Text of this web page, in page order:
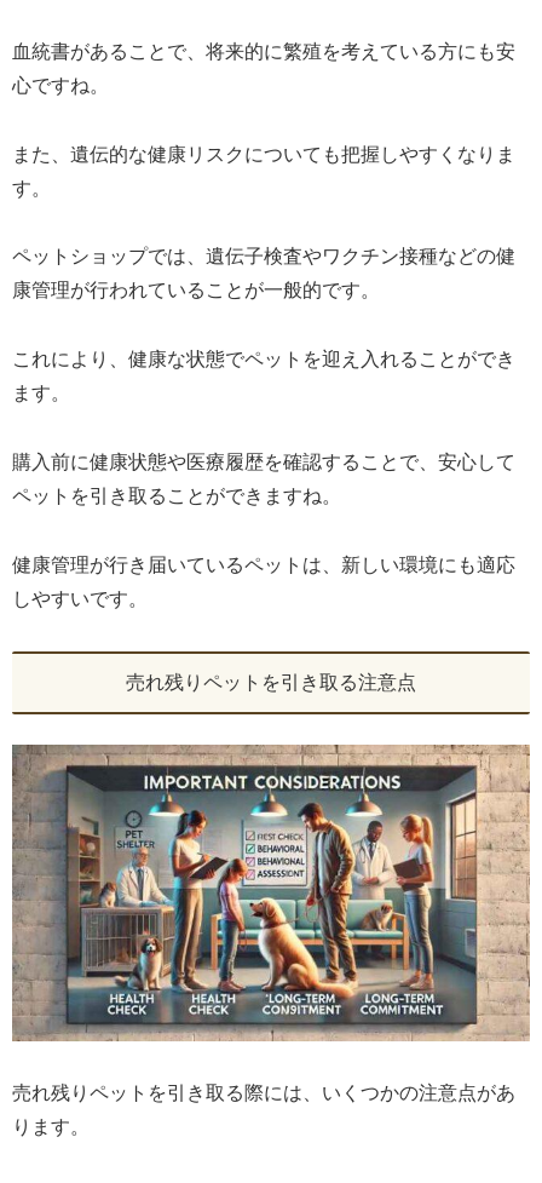
血統書があることで、将来的に繁殖を考えている方にも安
心ですね。
また、遺伝的な健康リスクについても把握しやすくなりま
す。
ペットショップでは、遺伝子検査やワクチン接種などの健
康管理が行われていることが一般的です。
これにより、健康な状態でペットを迎え入れることができ
ます。
購入前に健康状態や医療履歴を確認することで、安心して
ペットを引き取ることができますね。
健康管理が行き届いているペットは、新しい環境にも適応
しやすいです。
売れ残りペットを引き取る注意点
売れ残りペットを引き取る際には、いくつかの注意点があ
ります。